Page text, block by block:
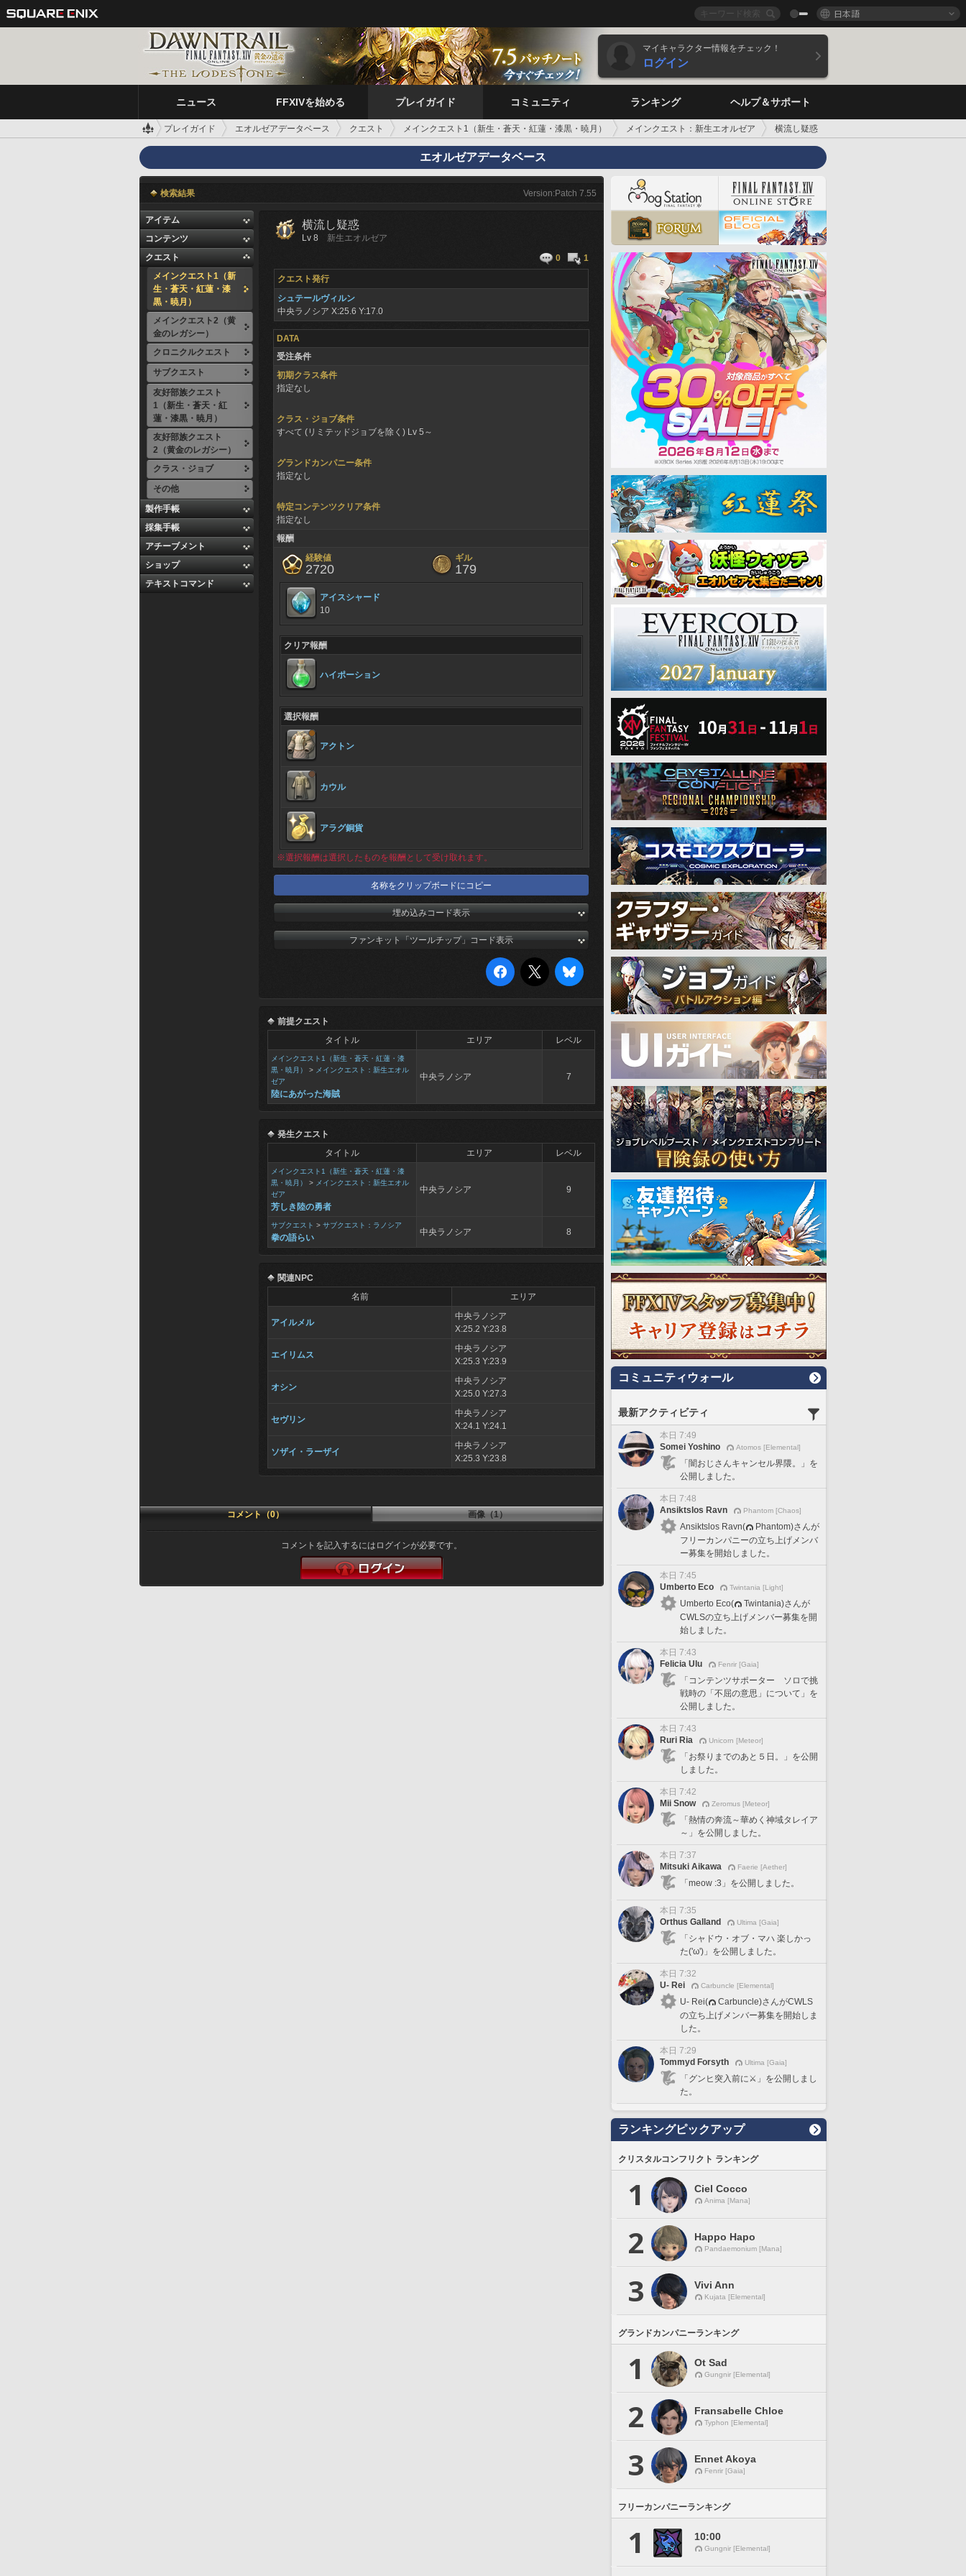
日本語
マイキャラクター情報をチェック！
ログイン
ニュース FFXIVを始める プレイガイド コミュニティ ランキング ヘルプ＆サポート
プレイガイド エオルゼアデータベース クエスト メインクエスト1（新生・蒼天・紅蓮・漆黒・暁月） メインクエスト：新生エオルゼア 横流し疑惑
エオルゼアデータベース
検索結果 Version:Patch 7.55
アイテム
コンテンツ
クエスト
メインクエスト1（新
生・蒼天・紅蓮・漆
黒・暁月）
メインクエスト2（黄
金のレガシー）
クロニクルクエスト
サブクエスト
友好部族クエスト
1（新生・蒼天・紅
蓮・漆黒・暁月）
友好部族クエスト
2（黄金のレガシー）
クラス・ジョブ
その他
製作手帳
採集手帳
アチーブメント
ショップ
テキストコマンド
横流し疑惑
Lv 8
新生エオルゼア
0
1
クエスト発行
シュテールヴィルン
中央ラノシア X:25.6 Y:17.0
DATA
受注条件
初期クラス条件
指定なし
クラス・ジョブ条件
すべて (リミテッドジョブを除く) Lv 5～
グランドカンパニー条件
指定なし
特定コンテンツクリア条件
指定なし
報酬
経験値
2720
ギル
179
アイスシャード
10
クリア報酬
ハイポーション
選択報酬
アクトン
カウル
アラグ銅貨
※選択報酬は選択したものを報酬として受け取れます。
名称をクリップボードにコピー
埋め込みコード表示
ファンキット「ツールチップ」コード表示
前提クエスト
タイトル
エリア レベル
メインクエスト1（新生・蒼天・紅蓮・漆
黒・暁月）
> メインクエスト：新生エオル
ゼア
陸にあがった海賊
中央ラノシア 7
発生クエスト
タイトル
エリア レベル
メインクエスト1（新生・蒼天・紅蓮・漆
黒・暁月）
> メインクエスト：新生エオル
ゼア
芳しき陸の勇者
中央ラノシア 9
サブクエスト > サブクエスト：ラノシア
拳の語らい
中央ラノシア 8
関連NPC
名前
エリア
アイルメル
中央ラノシア
X:25.2 Y:23.8
エイリムス
中央ラノシア
X:25.3 Y:23.9
オシン
中央ラノシア
X:25.0 Y:27.3
セヴリン
中央ラノシア
X:24.1 Y:24.1
ソザイ・ラーザイ
中央ラノシア
X:25.3 Y:23.8
コメント（0） 画像（1）
コメントを記入するにはログインが必要です。
コミュニティウォール
最新アクティビティ
本日 7:49
Somei Yoshino
Atomos [Elemental]
「闇おじさんキャンセル界隈。」を
公開しました。
本日 7:48
Ansiktslos Ravn
Phantom [Chaos]
Ansiktslos Ravn(
Phantom)さんが
フリーカンパニーの立ち上げメンバ
ー募集を開始しました。
本日 7:45
Umberto Eco
Twintania [Light]
Umberto Eco(
Twintania)さんが
CWLSの立ち上げメンバー募集を開
始しました。
本日 7:43
Felicia Ulu
Fenrir [Gaia]
「コンテンツサポーター ソロで挑
戦時の「不屈の意思」について」を
公開しました。
本日 7:43
Ruri Ria
Unicorn [Meteor]
「お祭りまでのあと５日。」を公開
しました。
本日 7:42
Mii Snow
Zeromus [Meteor]
「熱情の奔流～華めく神域タレイア
～」を公開しました。
本日 7:37
Mitsuki Aikawa
Faerie [Aether]
「meow :3」を公開しました。
本日 7:35
Orthus Galland
Ultima [Gaia]
「シャドウ・オブ・マハ 楽しかっ
た('ω')」を公開しました。
本日 7:32
U- Rei
Carbuncle [Elemental]
U- Rei(
Carbuncle)さんがCWLS
の立ち上げメンバー募集を開始しま
した。
本日 7:29
Tommyd Forsyth
Ultima [Gaia]
「グンヒ突入前に⚔️」を公開しまし
た。
ランキングピックアップ
クリスタルコンフリクト ランキング
1 Ciel Cocco
Anima [Mana]
2 Happo Hapo
Pandaemonium [Mana]
3 Vivi Ann
Kujata [Elemental]
グランドカンパニーランキング
1 Ot Sad
Gungnir [Elemental]
2 Fransabelle Chloe
Typhon [Elemental]
3 Ennet Akoya
Fenrir [Gaia]
フリーカンパニーランキング
1 10:00
Gungnir [Elemental]